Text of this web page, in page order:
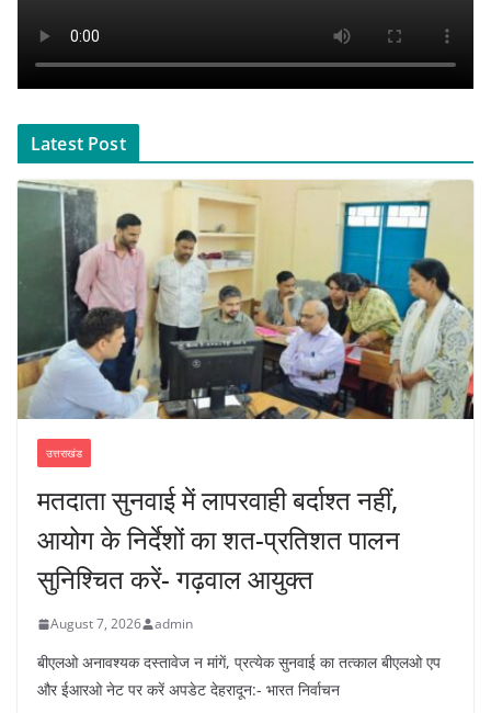
Latest Post
उत्तराखंड
मतदाता सुनवाई में लापरवाही बर्दाश्त नहीं,
आयोग के निर्देशों का शत-प्रतिशत पालन
सुनिश्चित करें- गढ़वाल आयुक्त
August 7, 2026 admin
बीएलओ अनावश्यक दस्तावेज न मांगें, प्रत्येक सुनवाई का तत्काल बीएलओ एप
और ईआरओ नेट पर करें अपडेट देहरादून:- भारत निर्वाचन